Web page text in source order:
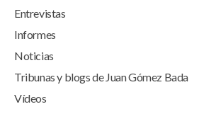
Entrevistas
Informes
Noticias
Tribunas y blogs de Juan Gómez Bada
Vídeos